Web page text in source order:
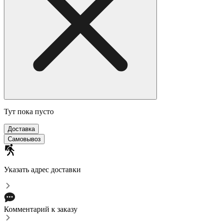
Тут пока пусто
Доставка
Самовывоз
Указать адрес доставки
Комментарий к заказу